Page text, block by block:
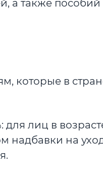
а также
которые в
лиц в
надбавки на